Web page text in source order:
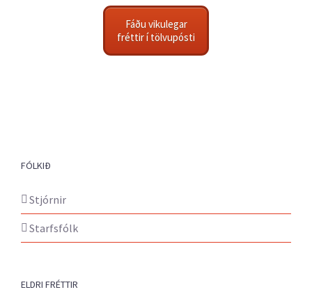
Fáðu vikulegar
fréttir í tölvupósti
FÓLKIÐ
Stjórnir
Starfsfólk
ELDRI FRÉTTIR